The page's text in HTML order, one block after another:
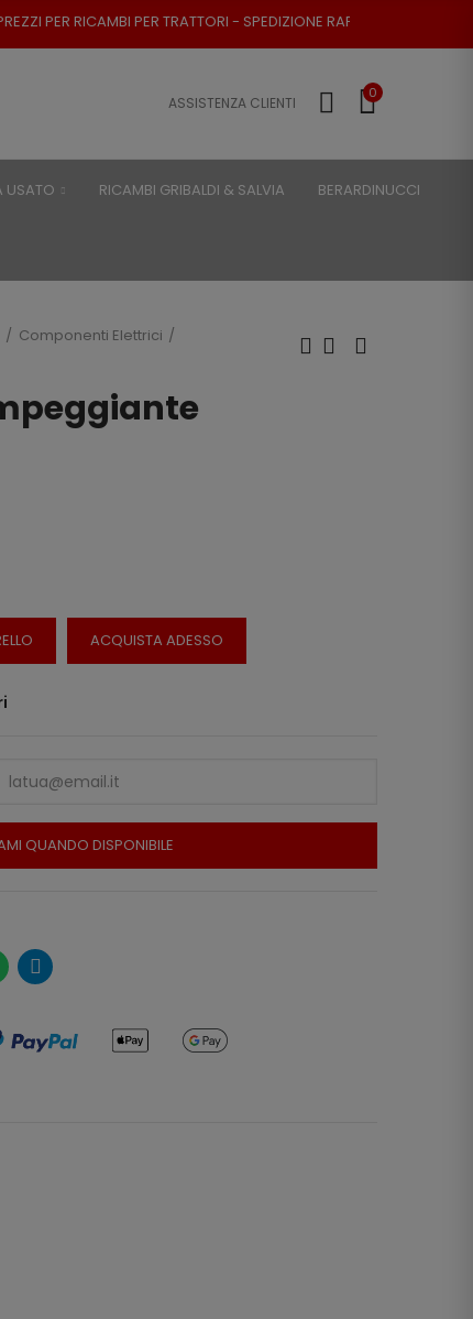
PER TRATTORI - SPEDIZIONE RAPIDA - RESO POSSIBILE
ASSISTENZA CLIENTI
0
USATO RICAMBI GRIBALDI & SALVIA BERARDINUCCI
Componenti Elettrici
ACQUISTA ADESSO
QUANDO DISPONIBILE